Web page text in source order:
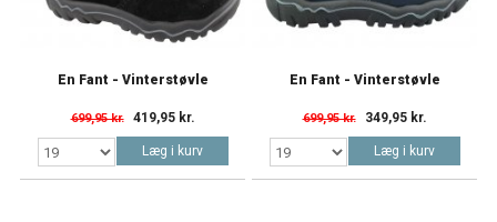
En Fant - Vinterstøvle
699,95 kr. 419,95 kr.
Læg i kurv
En Fant - Vinterstøvle
699,95 kr. 349,95 kr.
Læg i kurv